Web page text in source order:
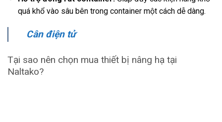
quá khổ vào sâu bên trong container một cách dễ dàng.
Cân điện tử
Tại sao nên chọn mua thiết bị nâng hạ tại
Naltako?